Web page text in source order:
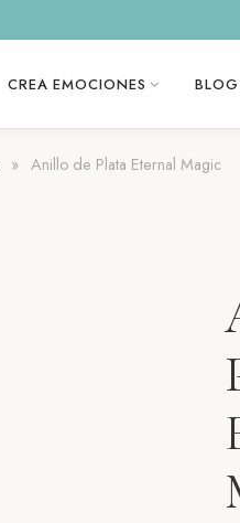
CREA EMOCIONES BLOG
» Anillo de Plata Eternal Magic